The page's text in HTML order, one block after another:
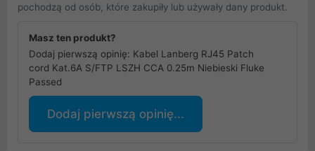
pochodzą od osób, które zakupiły lub używały dany produkt.
Masz ten produkt?
Dodaj pierwszą opinię: Kabel Lanberg RJ45 Patch
cord Kat.6A S/FTP LSZH CCA 0.25m Niebieski Fluke
Passed
Dodaj pierwszą opinię...